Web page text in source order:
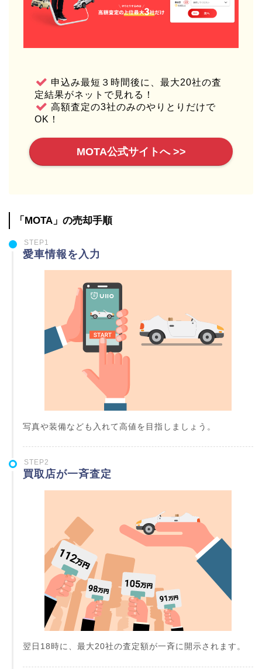
申込み最短３時間後に、最大20社の査
定結果がネットで見れる！
高額査定の3社のみのやりとりだけで
OK！
MOTA公式サイトへ >>
「MOTA」の売却手順
STEP1
愛車情報を入力
写真や装備なども入れて高値を目指しましょう。
STEP2
買取店が一斉査定
翌日18時に、最大20社の査定額が一斉に開示されます。